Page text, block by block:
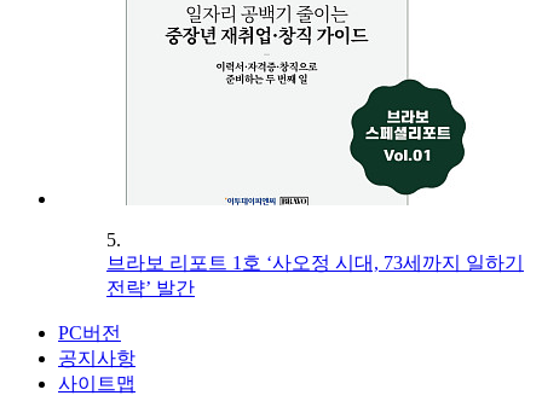
5.
브라보 리포트 1호 ‘사오정 시대, 73세까지 일하기
전략’ 발간
PC버전
공지사항
사이트맵